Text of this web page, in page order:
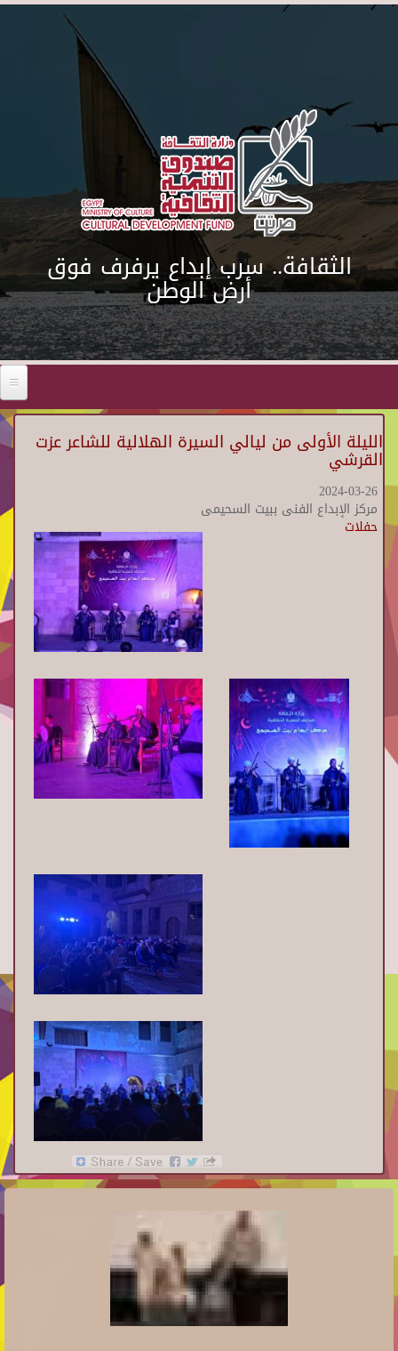
Skip to main content
الثقافة.. سرب إبداع يرفرف فوق
أرض الوطن
الليلة الأولى من ليالي السيرة الهلالية للشاعر عزت
القرشي
2024-03-26
مركز الإبداع الفنى ببيت السحيمى
حفلات